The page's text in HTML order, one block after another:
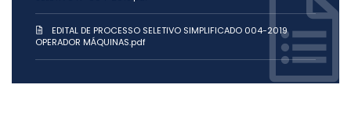
EDITAL DE PROCESSO SELETIVO SIMPLIFICADO 004-2019
OPERADOR MÁQUINAS.pdf